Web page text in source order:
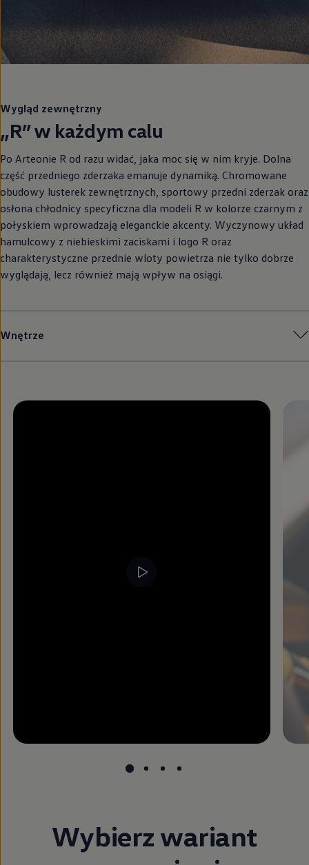
Wygląd zewnętrzny
„R” w każdym calu
Po Arteonie R od razu widać, jaka moc się w nim kryje. Dolna
część przedniego zderzaka emanuje dynamiką. Chromowane
obudowy lusterek zewnętrznych, sportowy przedni zderzak oraz
osłona chłodnicy specyficzna dla modeli R w kolorze czarnym z
połyskiem wprowadzają eleganckie akcenty. Wyczynowy układ
hamulcowy z niebieskimi zaciskami i logo R oraz
charakterystyczne przednie wloty powietrza nie tylko dobrze
wyglądają, lecz również mają wpływ na osiągi.
Wnętrze
Wybierz wariant